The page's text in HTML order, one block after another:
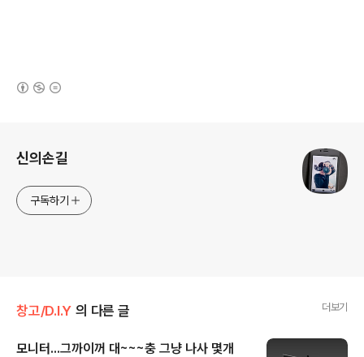
신의손길
구독하기
창고/D.I.Y 의 다른 글 더보기
모니터...그까이꺼 대~~~충 그냥 나사 몇개